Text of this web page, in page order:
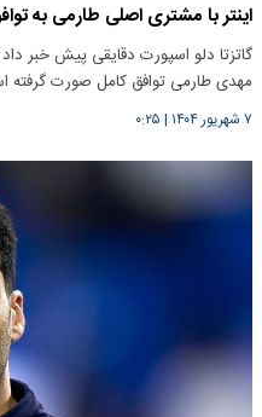
اینتر با مشتری اصلی طارمی به
گاتزتا دلو اسپورت دقایقی پیش خبر داد
مهدی طارمی توافق کامل صورت گرفته
۷ شهریور ۱۴۰۴ | ۰:۲۵